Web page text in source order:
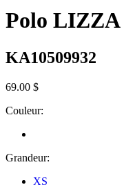
Polo LIZZA
KA10509932
69.00 $
Couleur:
Grandeur:
XS